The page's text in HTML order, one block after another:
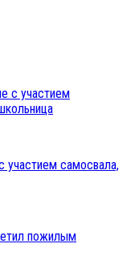
самосвала,